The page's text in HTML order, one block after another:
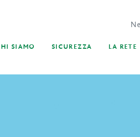
SIAMO SICUREZZA LA RETE